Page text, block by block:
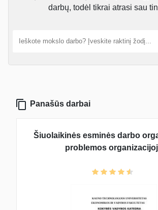
darbų, todėl tikrai atrasi sau
Panašūs darbai
Šiuolaikinės esminės darbo
problemos